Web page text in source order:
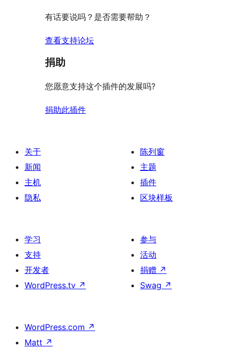
价
有话要说吗？是否需要帮助？
查看支持论坛
捐助
您愿意支持这个插件的发展吗?
捐助此插件
关于
新闻
主机
隐私
陈列窗
主题
插件
区块样板
学习
支持
开发者
WordPress.tv ↗
参与
活动
捐赠 ↗
Swag ↗
WordPress.com ↗
Matt ↗